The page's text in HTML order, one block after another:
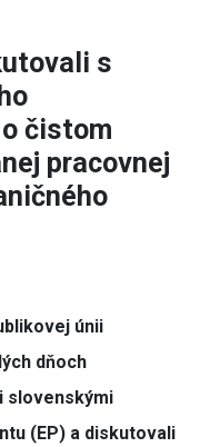
s
čistom
pracovnej
únii
dňoch
slovenskými
(EP) a diskutovali